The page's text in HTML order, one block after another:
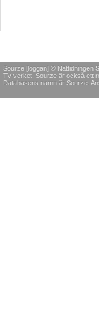
Sourze [loggan] © Nättidningen
TV-verket. Sourze är också ett
Databasens namn är Sourze.